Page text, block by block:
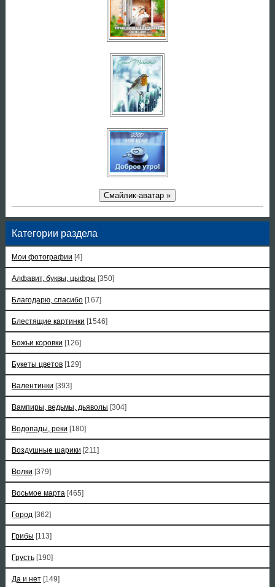
Смайлик-аватар »
Категории раздела
Мои фотографии [4]
Алфавит, буквы, цыфры [350]
Благодарю, спасибо [167]
Блестящие картинки [1546]
Божьи коровки [126]
Букеты цветов [129]
Валентинки [393]
Вампиры, ведьмы, дьяволы [304]
Водопады, реки [180]
Воздушные шарики [211]
Волки [379]
Восьмое марта [465]
Город [362]
Грибы [113]
Грусть [190]
Да и нет [149]